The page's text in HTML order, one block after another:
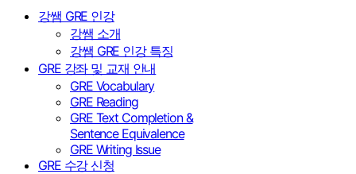
강쌤 GRE 인강
강쌤 소개
강쌤 GRE 인강 특징
GRE 강좌 및 교재 안내
GRE Vocabulary
GRE Reading
GRE Text Completion &
Sentence Equivalence
GRE Writing Issue
GRE 수강 신청